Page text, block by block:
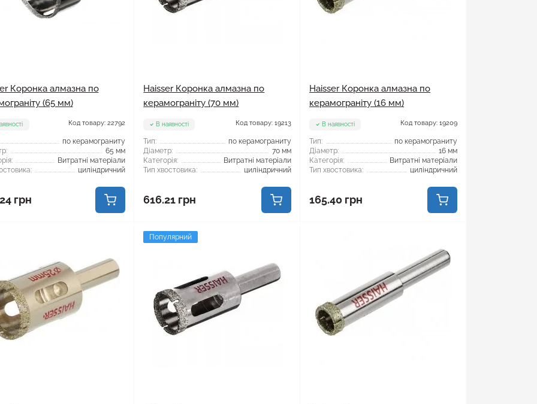
Коронка алмазна по
(65 мм)
Код товару: 22792
по керамограниту
65 мм
Витратні матеріали
циліндричний
грн
Haisser Коронка алмазна по
керамограніту (70 мм)
В наявності Код товару: 19213
Тип:
по керамограниту
Діаметр:
70 мм
Категорія:
Витратні матеріали
Тип хвостовика:
циліндричний
616.21 грн
Haisser Коронка алмазна по
керамограніту (16 мм)
В наявності Код товару: 19209
Тип:
по керамограниту
Діаметр:
16 мм
Категорія:
Витратні матеріали
Тип хвостовика:
циліндричний
165.40 грн
Популярний